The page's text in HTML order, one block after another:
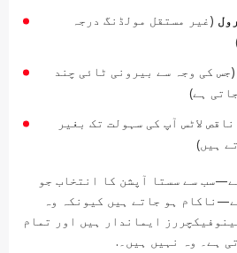
(غیر مستقل مولڈنگ درجہ
(جس کی وجہ سے بیرونی ٹائی چند
ہے)
لاٹس آپ کی سہولت تک بغیر
ہیں)
سے سستا آپشن کا انتخاب جو
ہو جاتے ہیں کیونکہ وہ
ایماندار ہیں اور تمام
ہے۔ وہ نہیں ہیں۔.